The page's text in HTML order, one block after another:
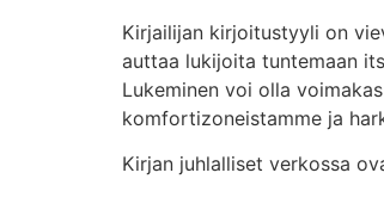
Kirjailijan kirjoitustyyli on
auttaa lukijoita tuntemaan
Lukeminen voi olla
komfortizoneistamme ja
Kirjan juhlalliset verkossa